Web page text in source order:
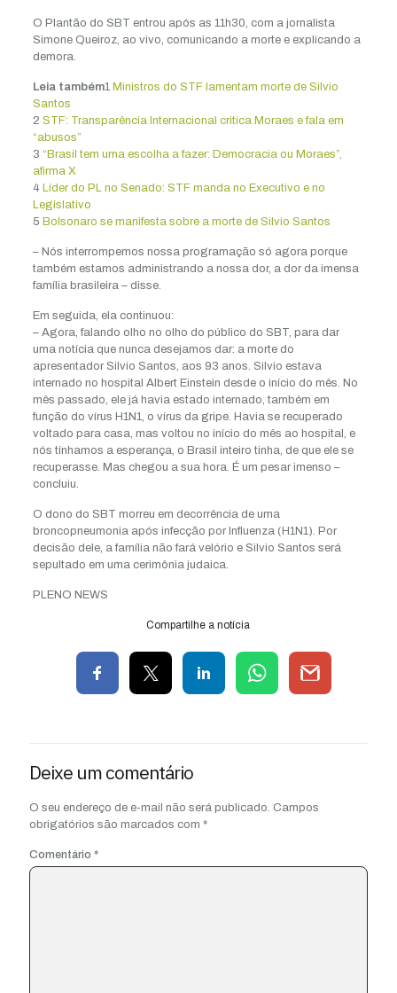
O Plantão do SBT entrou após as 11h30, com a jornalista
Simone Queiroz, ao vivo, comunicando a morte e explicando a
demora.
Leia também1 Ministros do STF lamentam morte de Silvio
Santos
2 STF: Transparência Internacional critica Moraes e fala em
“abusos”
3 “Brasil tem uma escolha a fazer: Democracia ou Moraes”,
afirma X
4 Líder do PL no Senado: STF manda no Executivo e no
Legislativo
5 Bolsonaro se manifesta sobre a morte de Silvio Santos
– Nós interrompemos nossa programação só agora porque
também estamos administrando a nossa dor, a dor da imensa
família brasileira – disse.
Em seguida, ela continuou:
– Agora, falando olho no olho do público do SBT, para dar
uma notícia que nunca desejamos dar: a morte do
apresentador Silvio Santos, aos 93 anos. Silvio estava
internado no hospital Albert Einstein desde o início do mês. No
mês passado, ele já havia estado internado, também em
função do vírus H1N1, o vírus da gripe. Havia se recuperado
voltado para casa, mas voltou no início do mês ao hospital, e
nós tínhamos a esperança, o Brasil inteiro tinha, de que ele se
recuperasse. Mas chegou a sua hora. É um pesar imenso –
concluiu.
O dono do SBT morreu em decorrência de uma
broncopneumonia após infecção por Influenza (H1N1). Por
decisão dele, a família não fará velório e Silvio Santos será
sepultado em uma cerimônia judaica.
PLENO NEWS
Compartilhe a notícia
Deixe um comentário
O seu endereço de e-mail não será publicado. Campos
obrigatórios são marcados com *
Comentário *